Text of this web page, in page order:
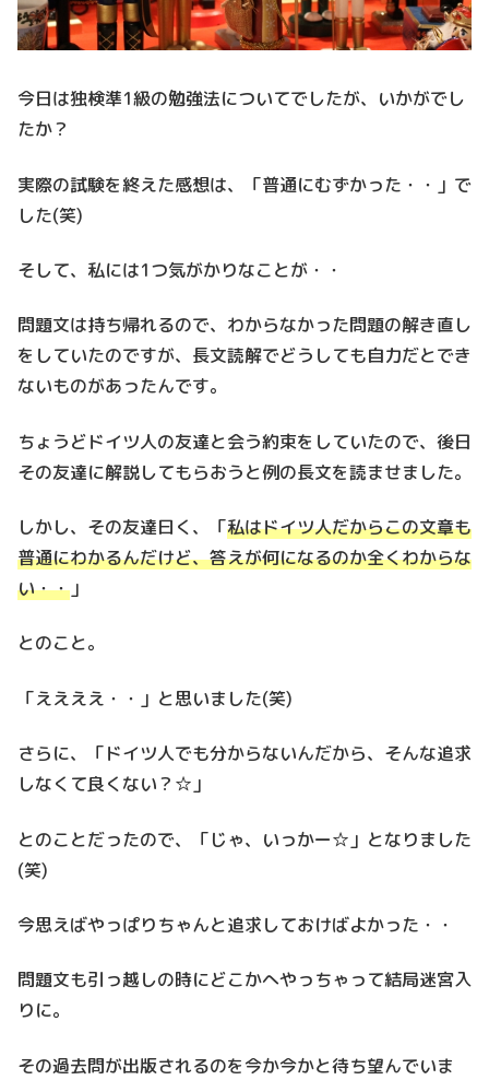
今日は独検準1級の勉強法についてでしたが、いかがでし
たか？
実際の試験を終えた感想は、「普通にむずかった・・」で
した(笑)
そして、私には1つ気がかりなことが・・
問題文は持ち帰れるので、わからなかった問題の解き直し
をしていたのですが、長文読解でどうしても自力だとでき
ないものがあったんです。
ちょうどドイツ人の友達と会う約束をしていたので、後日
その友達に解説してもらおうと例の長文を読ませました。
しかし、その友達曰く、「私はドイツ人だからこの文章も
普通にわかるんだけど、答えが何になるのか全くわからな
い・・ 」
とのこと。
「ええええ・・」と思いました(笑)
さらに、「ドイツ人でも分からないんだから、そんな追求
しなくて良くない？☆」
とのことだったので、「じゃ、いっかー☆」となりました
(笑)
今思えばやっぱりちゃんと追求しておけばよかった・・
問題文も引っ越しの時にどこかへやっちゃって結局迷宮入
りに。
その過去問が出版されるのを今か今かと待ち望んでいま